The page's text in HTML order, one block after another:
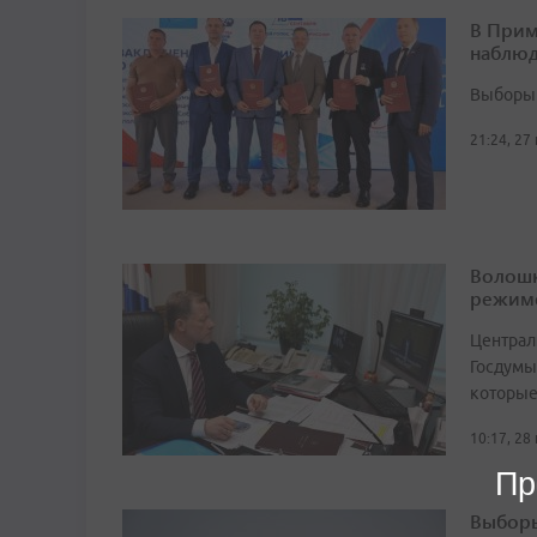
В
Выборы
21:24, 27
10:17,